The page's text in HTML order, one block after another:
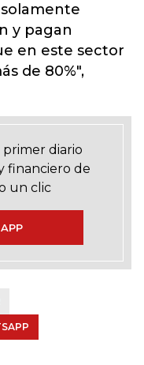
y pagan
en este sector
de 80%",
diario
financiero de
un clic